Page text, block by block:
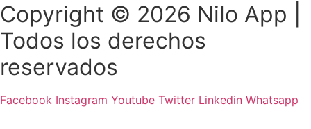
Copyright © 2026 Nilo App |
Todos los derechos
reservados
Facebook Instagram Youtube Twitter Linkedin Whatsapp